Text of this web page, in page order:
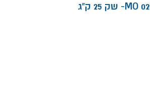
מלט לבניה MO 020- שק 25 ק"ג